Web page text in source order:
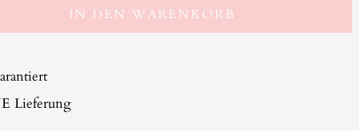
IN DEN WARENKORB
Lieferung